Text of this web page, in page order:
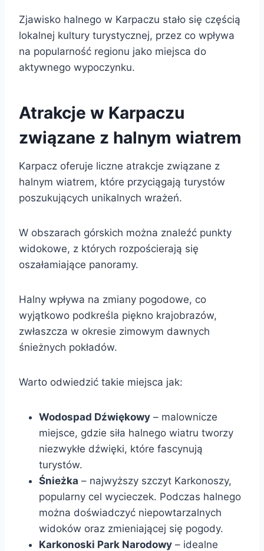
Zjawisko halnego w Karpaczu stało się częścią
lokalnej kultury turystycznej, przez co wpływa
na popularność regionu jako miejsca do
aktywnego wypoczynku.
Atrakcje w Karpaczu
związane z halnym wiatrem
Karpacz oferuje liczne atrakcje związane z
halnym wiatrem, które przyciągają turystów
poszukujących unikalnych wrażeń.
W obszarach górskich można znaleźć punkty
widokowe, z których rozpościerają się
oszałamiające panoramy.
Halny wpływa na zmiany pogodowe, co
wyjątkowo podkreśla piękno krajobrazów,
zwłaszcza w okresie zimowym dawnych
śnieżnych pokładów.
Warto odwiedzić takie miejsca jak:
Wodospad Dźwiękowy – malownicze
miejsce, gdzie siła halnego wiatru tworzy
niezwykłe dźwięki, które fascynują
turystów.
Śnieżka – najwyższy szczyt Karkonoszy,
popularny cel wycieczek. Podczas halnego
można doświadczyć niepowtarzalnych
widoków oraz zmieniającej się pogody.
Karkonoski Park Narodowy – idealne